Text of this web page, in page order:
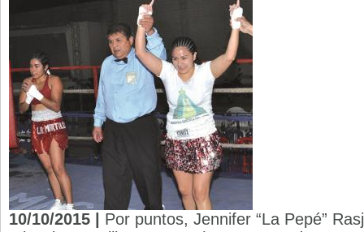
10/10/2015 | Por puntos, Jennifer “La Pepé”